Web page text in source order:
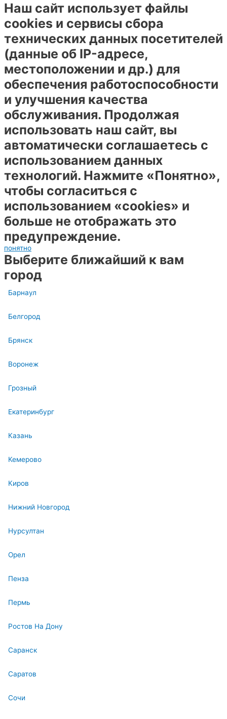
Наш сайт использует файлы
cookies и сервисы сбора
технических данных посетителей
(данные об IP-адресе,
местоположении и др.) для
обеспечения работоспособности
и улучшения качества
обслуживания. Продолжая
использовать наш сайт, вы
автоматически соглашаетесь с
использованием данных
технологий. Нажмите «Понятно»,
чтобы согласиться с
использованием «cookies» и
больше не отображать это
предупреждение.
понятно
Выберите ближайший к вам
город
Барнаул
Белгород
Брянск
Воронеж
Грозный
Екатеринбург
Казань
Кемерово
Киров
Нижний Новгород
Нурсултан
Орел
Пенза
Пермь
Ростов На Дону
Саранск
Саратов
Сочи